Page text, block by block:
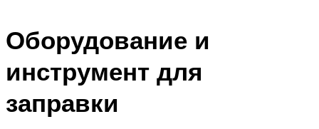
Оборудование и
инструмент для
заправки